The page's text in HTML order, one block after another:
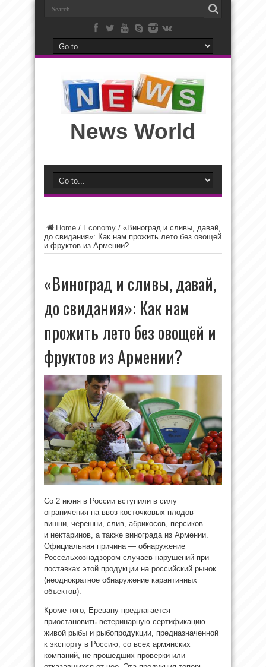
News World
Home / Economy / «Виноград и сливы, давай,
до свидания»: Как нам прожить лето без овощей
и фруктов из Армении?
«Виноград и сливы, давай,
до свидания»: Как нам
прожить лето без овощей и
фруктов из Армении?
Со 2 июня в России вступили в силу
ограничения на ввоз косточковых плодов —
вишни, черешни, слив, абрикосов, персиков
и нектаринов, а также винограда из Армении.
Официальная причина — обнаружение
Россельхознадзором случаев нарушений при
поставках этой продукции на российский рынок
(неоднократное обнаружение карантинных
объектов).
Кроме того, Еревану предлагается
приостановить ветеринарную сертификацию
живой рыбы и рыбопродукции, предназначенной
к экспорту в Россию, со всех армянских
компаний, не прошедших проверки или